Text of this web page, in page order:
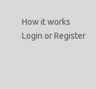
How it works
Login orRegister